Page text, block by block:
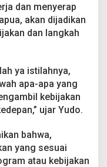
dan menyerap
akan dijadikan
dan langkah
ya istilahnya,
apa-apa yang
kebijakan
ujar Yudo.
bahwa,
yang sesuai
atau kebijakan